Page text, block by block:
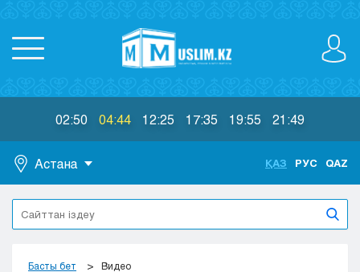
02:50 04:44 12:25 17:35 19:55 21:49
Астана
Астана
Алматы
ҚАЗ РУС QAZ
Басты бет Видео